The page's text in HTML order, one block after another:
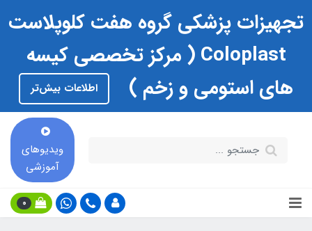
تجهیزات پزشکی گروه هفت کلوپلاست
Coloplast ( مرکز تخصصی کیسه
های استومی و زخم )
اطلاعات بیش‌تر
ویدیوهای
آموزشی
0